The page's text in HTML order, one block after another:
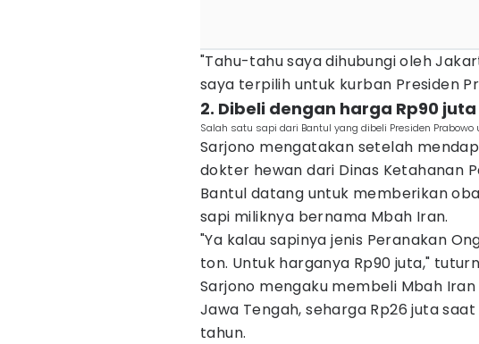
"Tahu-tahu saya dihubungi oleh
saya terpilih untuk kurban Presiden
2. ‎Dibeli dengan harga Rp90 juta
Salah satu sapi dari Bantul yang dibeli Presiden
Sarjono mengatakan setelah
dokter hewan dari Dinas Ketahanan
Bantul datang untuk memberikan
sapi miliknya bernama Mbah Iran.
"Ya kalau sapinya jenis Peranakan
ton. Untuk harganya Rp90 juta,"
Sarjono mengaku membeli Mbah
Jawa Tengah, seharga Rp26 juta
tahun.